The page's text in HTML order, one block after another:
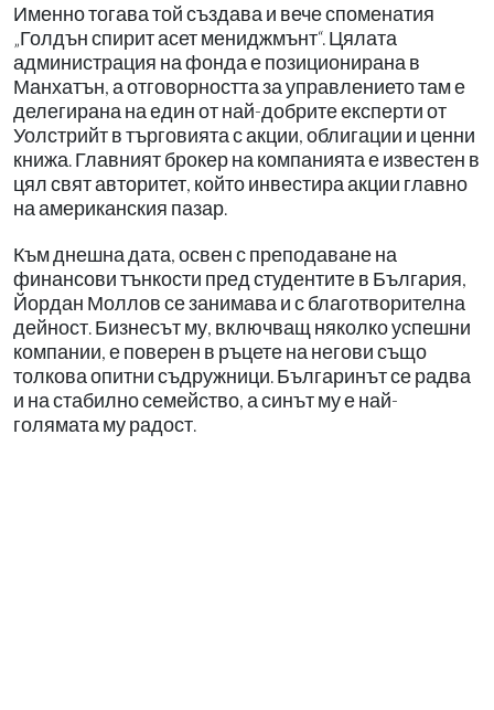
Именно тогава той създава и вече споменатия
„Голдън спирит асет мениджмънт“. Цялата
администрация на фонда е позиционирана в
Манхатън, а отговорността за управлението там е
делегирана на един от най-добрите експерти от
Уолстрийт в търговията с акции, облигации и ценни
книжа. Главният брокер на компанията е известен в
цял свят авторитет, който инвестира акции главно
на американския пазар.
Към днешна дата, освен с преподаване на
финансови тънкости пред студентите в България,
Йордан Моллов се занимава и с благотворителна
дейност. Бизнесът му, включващ няколко успешни
компании, е поверен в ръцете на негови също
толкова опитни съдружници. Българинът се радва
и на стабилно семейство, а синът му е най-
голямата му радост.